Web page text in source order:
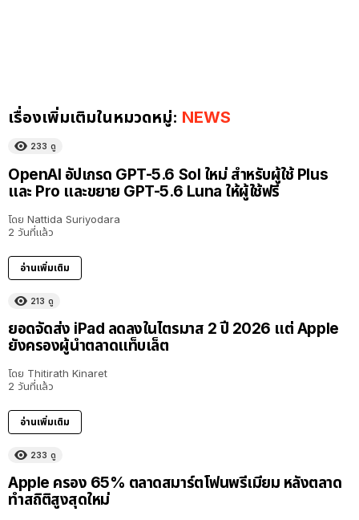
เรื่องเพิ่มเติมในหมวดหมู่: NEWS
233 ดู
OpenAI อัปเกรด GPT-5.6 Sol ใหม่ สำหรับผู้ใช้ Plus
และ Pro และขยาย GPT-5.6 Luna ให้ผู้ใช้ฟรี
โดย Nattida Suriyodara
2 วันที่แล้ว
อ่านเพิ่มเติม
213 ดู
ยอดจัดส่ง iPad ลดลงในไตรมาส 2 ปี 2026 แต่ Apple
ยังครองผู้นำตลาดแท็บเล็ต
โดย Thitirath Kinaret
2 วันที่แล้ว
อ่านเพิ่มเติม
233 ดู
Apple ครอง 65% ตลาดสมาร์ตโฟนพรีเมียม หลังตลาด
ทำสถิติสูงสุดใหม่